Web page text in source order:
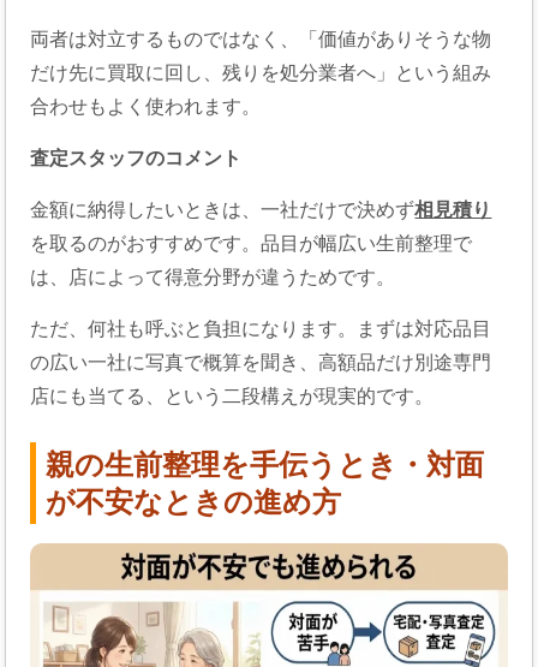
両者は対立するものではなく、「価値がありそうな物
だけ先に買取に回し、残りを処分業者へ」という組み
合わせもよく使われます。
査定スタッフのコメント
金額に納得したいときは、一社だけで決めず相見積り
を取るのがおすすめです。品目が幅広い生前整理で
は、店によって得意分野が違うためです。
ただ、何社も呼ぶと負担になります。まずは対応品目
の広い一社に写真で概算を聞き、高額品だけ別途専門
店にも当てる、という二段構えが現実的です。
親の生前整理を手伝うとき・対面
が不安なときの進め方